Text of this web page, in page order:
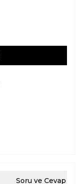
Soru ve Cevap